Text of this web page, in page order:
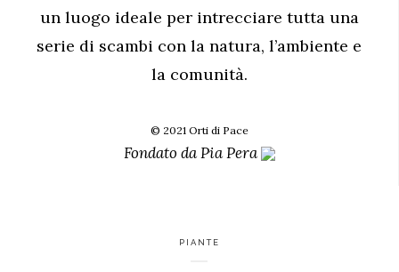
un luogo ideale per intrecciare tutta una
serie di scambi con la natura, l’ambiente e
la comunità.
© 2021 Orti di Pace
Fondato daPia Pera
PIANTE